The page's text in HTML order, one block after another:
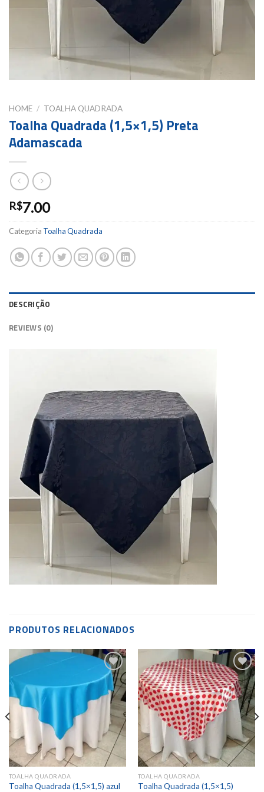
HOME / TOALHA QUADRADA
Toalha Quadrada (1,5×1,5) Preta
Adamascada
R$7.00
Categoria Toalha Quadrada
DESCRIÇÃO
REVIEWS (0)
PRODUTOS RELACIONADOS
Add to
wishlist
TOALHA QUADRADA
Toalha Quadrada (1,5×1,5) azul
Add to
wishlist
TOALHA QUADRADA
Toalha Quadrada (1,5×1,5)